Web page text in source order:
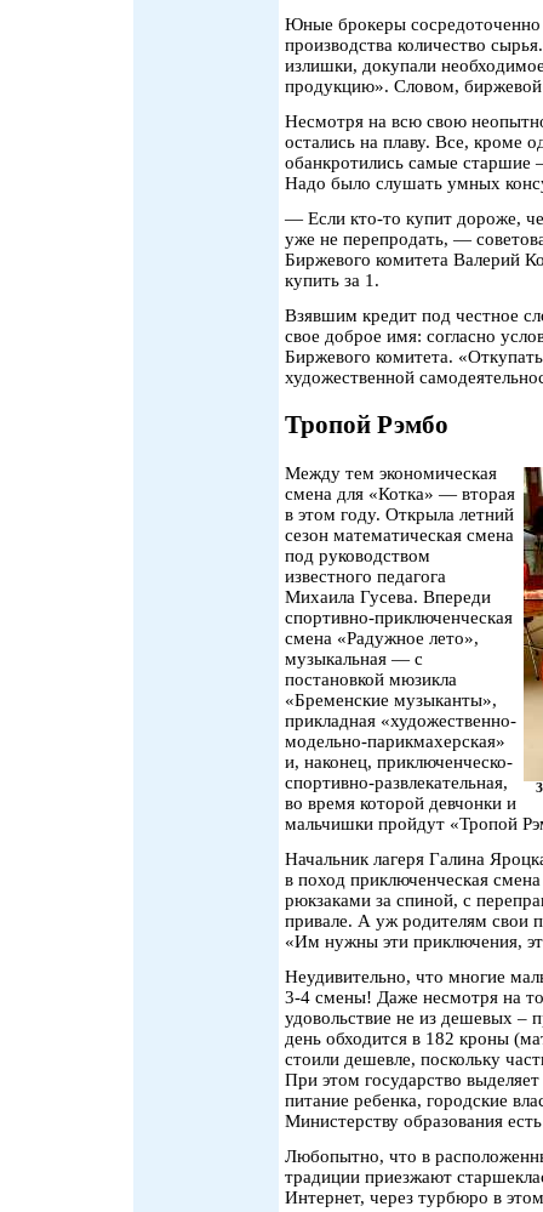
Юные брокеры сосредоточенно
производства количество
излишки, докупали
продукцию». Словом, биржевой
Несмотря на всю свою
остались на плаву. Все, кроме
обанкротились самые старшие
Надо было слушать умных
— Если кто-то купит дороже,
уже не перепродать, —
Биржевого комитета Валерий
купить за 1.
Взявшим кредит под честное
свое доброе имя: согласно
Биржевого комитета.
художественной
Тропой Рэмбо
Между тем экономическая
смена для «Котка» — вторая
в этом году. Открыла летний
сезон математическая смена
под руководством
известного педагога
Михаила Гусева. Впереди
спортивно-приключенческая
смена «Радужное лето»,
музыкальная — с
постановкой мюзикла
«Бременские музыканты»,
прикладная «художественно-
модельно-парикмахерская»
и, наконец, приключенческо-
спортивно-развлекательная,
во время которой девчонки и
мальчишки пройдут «Тропой
Начальник лагеря Галина
в поход приключенческая
рюкзаками за спиной, с
привале. А уж родителям свои
«Им нужны эти приключения,
Неудивительно, что многие
3-4 смены! Даже несмотря на
удовольствие не из дешевых
день обходится в 182 кроны
стоили дешевле, поскольку
При этом государство
питание ребенка, городские
Министерству образования
Любопытно, что в
традиции приезжают
Интернет, через турбюро в